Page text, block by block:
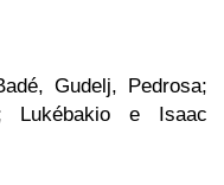
Gudelj, Pedrosa;
Lukébakio e Isaac